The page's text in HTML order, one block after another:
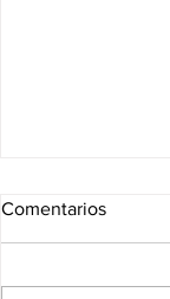
Comentarios